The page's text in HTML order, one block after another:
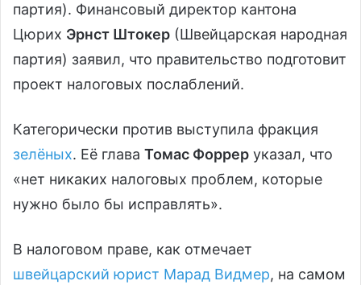
партия). Финансовый директор кантона
Цюрих Эрнст Штокер (Швейцарская народная
партия) заявил, что правительство подготовит
проект налоговых послаблений.
Категорически против выступила фракция
зелёных. Её глава Томас Форрер указал, что
«нет никаких налоговых проблем, которые
нужно было бы исправлять».
В налоговом праве, как отмечает
швейцарский юрист Марад Видмер, на самом